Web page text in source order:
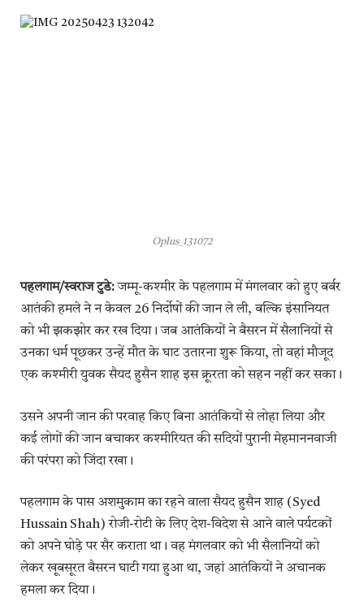
Oplus_131072
पहलगाम/स्वराज टुडे:जम्मू-कश्मीर के पहलगाम में मंगलवार को हुए बर्बर
आतंकी हमले ने न केवल 26 निर्दोषों की जान ले ली, बल्कि इंसानियत
को भी झकझोर कर रख दिया। जब आतंकियों ने बैसरन में सैलानियों से
उनका धर्म पूछकर उन्हें मौत के घाट उतारना शुरू किया, तो वहां मौजूद
एक कश्मीरी युवक सैयद हुसैन शाह इस क्रूरता को सहन नहीं कर सका।
उसने अपनी जान की परवाह किए बिना आतंकियों से लोहा लिया और
कई लोगों की जान बचाकर कश्मीरियत की सदियों पुरानी मेहमाननवाजी
की परंपरा को जिंदा रखा।
पहलगाम के पास अशमुकाम का रहने वाला सैयद हुसैन शाह (Syed
Hussain Shah) रोजी-रोटी के लिए देश-विदेश से आने वाले पर्यटकों
को अपने घोड़े पर सैर कराता था। वह मंगलवार को भी सैलानियों को
लेकर खूबसूरत बैसरन घाटी गया हुआ था, जहां आतंकियों ने अचानक
हमला कर दिया।